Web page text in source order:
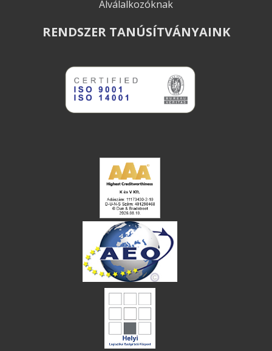
Alválalkozóknak
RENDSZER TANÚSÍTVÁNYAINK